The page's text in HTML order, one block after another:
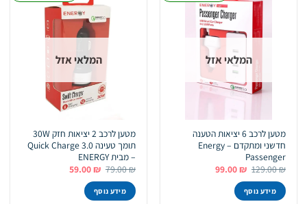
המלאי אזל
מטען לרכב 6 יציאות הטענה
חדשני ומתקדם – Energy
Passenger
129.00₪ המחיר
היה:
129.00 ₪.
99.00₪ המחיר
מידע נוסף
המלאי אזל
מטען לרכב 2 יציאות חזק 30W
תומך טעינה Quick Charge 3.0
– מבית ENERGY
79.00₪ המחיר
היה:
79.00 ₪.
59.00₪ המחיר
מידע נוסף